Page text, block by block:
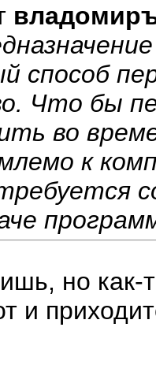
способ
Что бы
во
к
но как-
и